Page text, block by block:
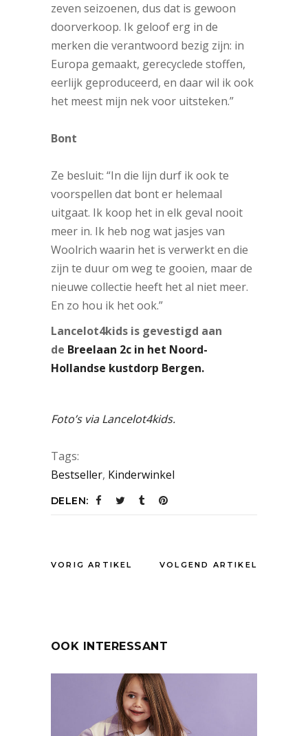
zeven seizoenen, dus dat is gewoon
doorverkoop. Ik geloof erg in de
merken die verantwoord bezig zijn: in
Europa gemaakt, gerecyclede stoffen,
eerlijk geproduceerd, en daar wil ik ook
het meest mijn nek voor uitsteken.”
Bont
Ze besluit: “In die lijn durf ik ook te
voorspellen dat bont er helemaal
uitgaat. Ik koop het in elk geval nooit
meer in. Ik heb nog wat jasjes van
Woolrich waarin het is verwerkt en die
zijn te duur om weg te gooien, maar de
nieuwe collectie heeft het al niet meer.
En zo hou ik het ook.”
Lancelot4kids is gevestigd aan
de Breelaan 2c in het Noord-
Hollandse kustdorp Bergen.
Foto’s via Lancelot4kids.
Tags:
Bestseller, Kinderwinkel
DELEN:
VORIG ARTIKEL VOLGEND ARTIKEL
OOK INTERESSANT